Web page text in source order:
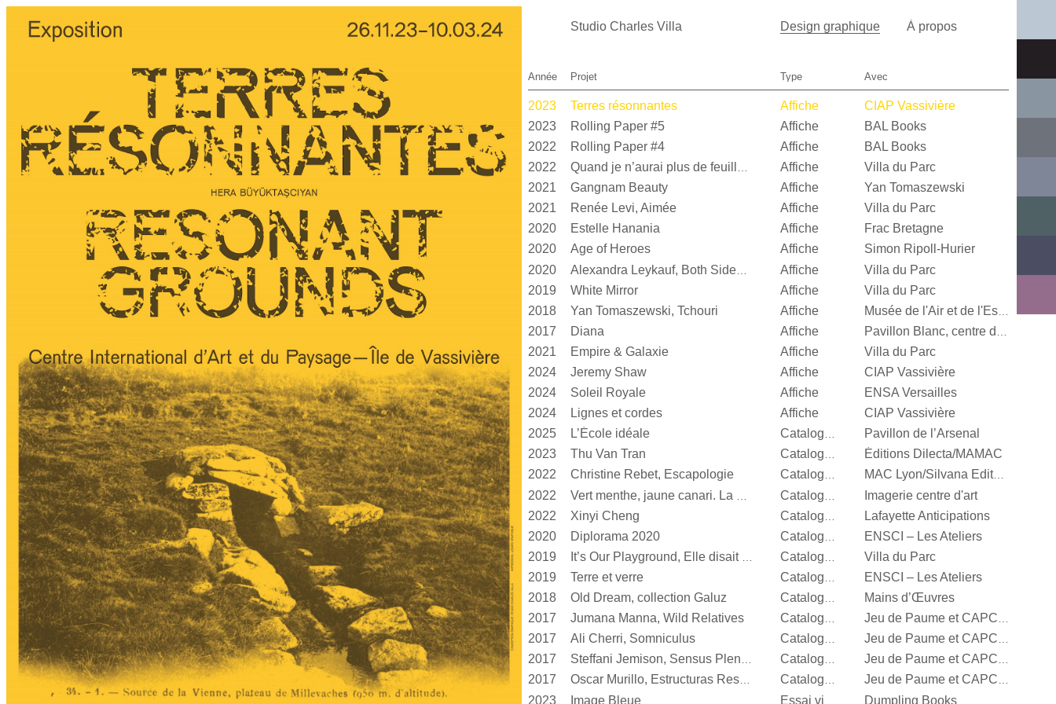
Studio Charles Villa Design graphique À propos
Année Projet Type Avec
2023 Terres résonnantes Affiche
CIAP Vassivière
2023
Rolling Paper #5 Affiche
BAL Books
2022
Rolling Paper #4 Affiche
BAL Books
2022
Quand je n’aurai plus de feuille, […] Affiche
Villa du Parc
2021
Gangnam Beauty Affiche
Yan Tomaszewski
2021
Renée Levi, Aimée Affiche
Villa du Parc
2020
Estelle Hanania Affiche
Frac Bretagne
2020
Age of Heroes Affiche
Simon Ripoll-Hurier
2020
Alexandra Leykauf, Both Sides Now Affiche
Villa du Parc
2019
White Mirror Affiche
Villa du Parc
2018
Yan Tomaszewski, Tchouri Affiche
2017 Diana Affiche
2021 Empire & Galaxie Affiche
Villa du Parc
2024
Jeremy Shaw Affiche
CIAP Vassivière
2024
Soleil Royale Affiche
ENSA Versailles
2024
Lignes et cordes Affiche
CIAP Vassivière
2025
L’École idéale Catalogue d’exposition
Pavillon de l’Arsenal
2023
Thu Van Tran Catalogue d’exposition
Éditions Dilecta/MAMAC
2022
Christine Rebet, Escapologie Catalogue d’exposition MAC Lyon/Silvana Editoriale
2022
Imagerie centre d'art
2022
Xinyi Cheng
Lafayette Anticipations
2020
Diplorama 2020
ENSCI – Les Ateliers
2019
Villa du Parc
2019
Terre et verre
ENSCI – Les Ateliers
2018
Old Dream, collection Galuz Catalogue d’exposition
Mains d’Œuvres
2017
Jumana Manna, Wild Relatives Catalogue d’exposition Jeu de Paume et CAPC Bordeaux
2017 Ali Cherri, Somniculus Catalogue d’exposition Jeu de Paume et CAPC Bordeaux
2017 Steffani Jemison, Sensus Plenior Catalogue d’exposition Jeu de Paume et CAPC Bordeaux
2017 Oscar Murillo, Estructuras Resonantes Catalogue d’exposition Jeu de Paume et CAPC Bordeaux
2023 Image Bleue Dumpling Books